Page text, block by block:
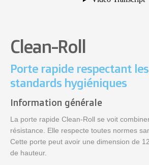
Clean-Roll
Porte rapide respectant
standards hygiéniques
Information générale
La porte rapide Clean-Roll se voit
résistance. Elle respecte toutes normes
Cette porte peut avoir une dimension de
de hauteur.